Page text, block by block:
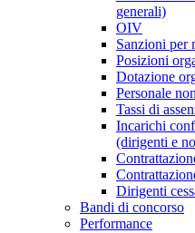
generali)
OIV
Sanzioni per
Posizioni
Dotazione
Personale
Tassi di
Incarichi
(dirigenti e
Dirigenti
Bandi di concorso
Performance